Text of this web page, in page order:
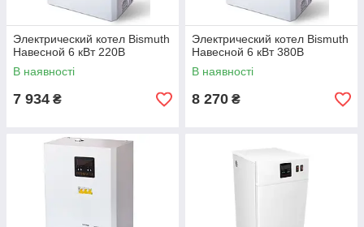
Электрический котел Bismuth
Навесной 6 кВт 220В
В наявності
7 934 ₴
Электрический котел Bismuth
Навесной 6 кВт 380В
В наявності
8 270 ₴